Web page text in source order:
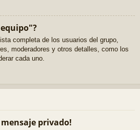
completa de los usuarios del grupo,
moderadores y otros detalles, como los
cada uno.
privado!